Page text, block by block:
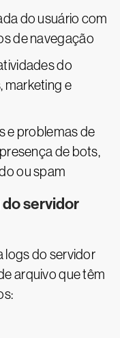
do usuário com
de navegação
do
marketing e
e problemas de
de bots,
ou spam
do servidor
logs do servidor
arquivo que têm